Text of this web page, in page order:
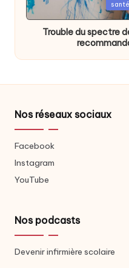
Posted
Trouble du spectre
Nos réseaux sociaux
Facebook
Instagram
YouTube
Nos podcasts
Devenir infirmière scolaire